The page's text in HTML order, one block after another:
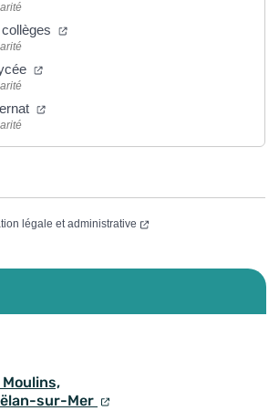
légale et administrative
sur-Mer